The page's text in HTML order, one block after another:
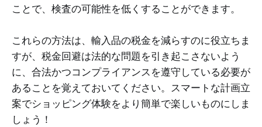
ことで、検査の可能性を低くすることができます。
これらの方法は、輸入品の税金を減らすのに役立ちま
すが、税金回避は法的な問題を引き起こさないよう
に、合法かつコンプライアンスを遵守している必要が
あることを覚えておいてください。スマートな計画立
案でショッピング体験をより簡単で楽しいものにしま
しょう！